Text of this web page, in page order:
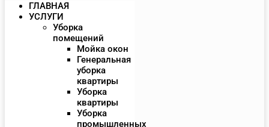
ГЛАВНАЯ
УСЛУГИ
Уборка
помещений
Мойка окон
Генеральная
уборка
квартиры
Уборка
квартиры
Уборка
промышленных